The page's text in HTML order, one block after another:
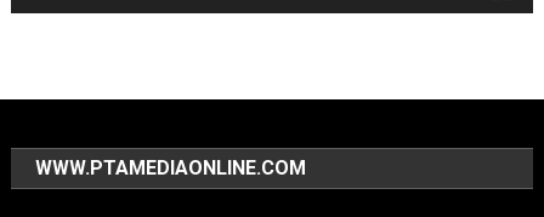
WWW.PTAMEDIAONLINE.COM